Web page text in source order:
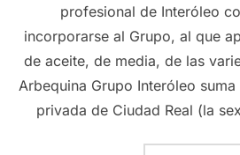
profesional de Interóleo
incorporarse al Grupo, al que
de aceite, de media, de las
Arbequina Grupo Interóleo
privada de Ciudad Real (la